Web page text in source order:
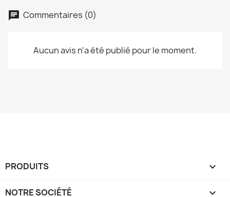
Commentaires (0)
Aucun avis n'a été publié pour le moment.
PRODUITS 
NOTRE SOCIÉTÉ 